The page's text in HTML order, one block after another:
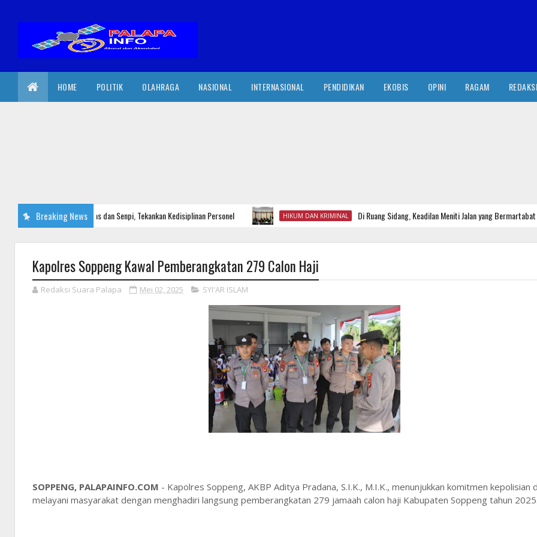
HOME POLITIK OLAHRAGA NASIONAL INTERNASIONAL PENDIDIKAN EKOBIS OPINI RAGAM REDAKSI
Breaking News
Cek Kendaraan Dinas dan Senpi, Tekankan Kedisiplinan Personel HIKUM DAN KRIMINAL Di Ruang Sidang, Keadilan Meniti Jalan yang Bermartabat
Kapolres Soppeng Kawal Pemberangkatan 279 Calon Haji
Redaksi Suara Palapa Mei 02, 2025 SYI'AR ISLAM
SOPPENG, PALAPAINFO.COM - Kapolres Soppeng, AKBP Aditya Pradana, S.I.K., M.I.K., menunjukkan komitmen kepolisian
melayani masyarakat dengan menghadiri langsung pemberangkatan 279 jamaah calon haji Kabupaten Soppeng tahun 2025.